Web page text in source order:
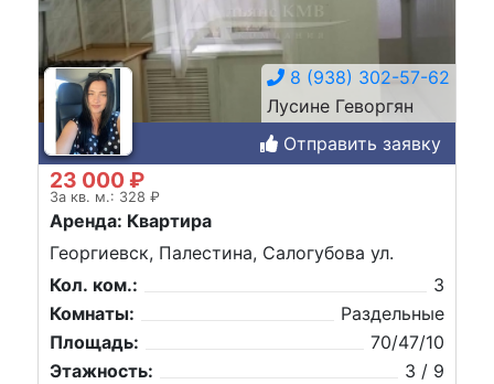
8 (938) 302-57-62
Лусине Геворгян
Отправить заявку
23 000 ₽
За кв. м.: 328 ₽
Аренда: Квартира
Георгиевск, Палестина, Салогубова ул.
Кол. ком.:
3
Комнаты:
Раздельные
Площадь:
70/47/10
Этажность:
3 / 9